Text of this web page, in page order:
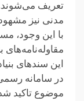
تعریف می‌شوند.
مدنی نیز
با این وجود،
مقاوله‌نامه‌های
این سند‌های
در سامانه
موضوع تاکید